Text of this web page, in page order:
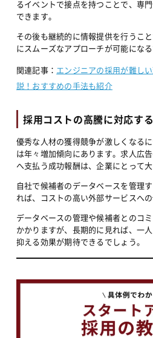
るイベントで接点を持つことで、専
できます。
その後も継続的に情報提供を行うこ
にスムーズなアプローチが可能になる
関連記事： エンジニアの採用が難し
説！おすすめの手法も紹介
採用コストの高騰に対応す
優秀な人材の獲得競争が激しくなる
は年々増加傾向にあります。求人広
へ支払う成功報酬は、企業にとって
自社で候補者のデータベースを管理
れば、コストの高い外部サービスへ
データベースの管理や候補者とのコ
かかりますが、長期的に見れば、一
抑える効果が期待できるでしょう。